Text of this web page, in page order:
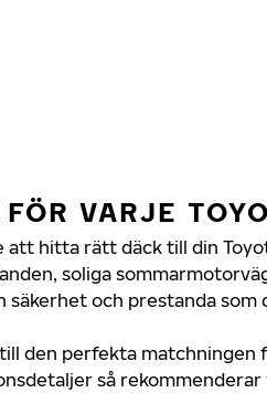
VARJE
att hitta rätt däck till din
soliga
säkerhet och prestanda som
den perfekta matchningen
så